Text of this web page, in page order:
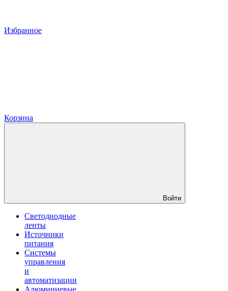
Избранное
Корзина
Войти
Светодиодные
ленты
Источники
питания
Системы
управления
и
автоматизации
Алюминиевые